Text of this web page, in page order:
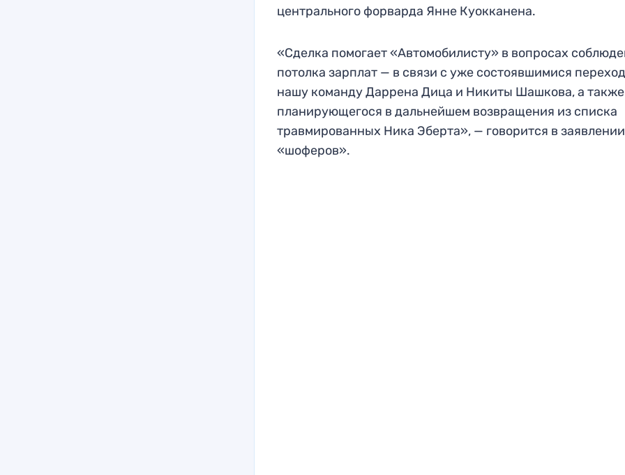
центрального форварда Янне Куокканена.
«Сделка помогает «Автомобилисту» в вопросах
потолка зарплат — в связи с уже состоявшимися
нашу команду Даррена Дица и Никиты Шашкова, а также
планирующегося в дальнейшем возвращения из списка
травмированных Ника Эберта», — говорится в заявлении
«шоферов».